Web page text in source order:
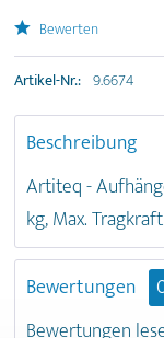
Bewerten
Artikel-Nr.: 9.6674
Beschreibung
Artiteq -
kg, Max.
Bewertungen
Bewertungen